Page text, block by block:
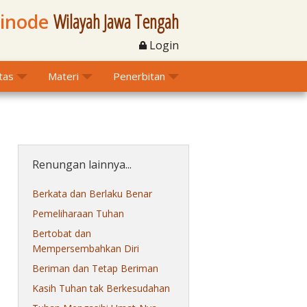
Wilayah Jawa Tengah
Login
Materi Penerbitan
Renungan lainnya...
Berkata dan Berlaku Benar
Pemeliharaan Tuhan
Bertobat dan
Mempersembahkan Diri
Beriman dan Tetap Beriman
Kasih Tuhan tak Berkesudahan